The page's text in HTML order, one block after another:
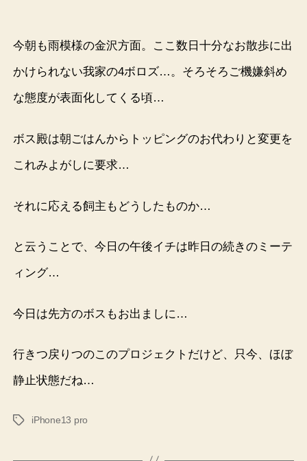
今朝も雨模様の金沢方面。ここ数日十分なお散歩に出
かけられない我家の4ボロズ…。そろそろご機嫌斜め
な態度が表面化してくる頃…
ボス殿は朝ごはんからトッピングのお代わりと変更を
これみよがしに要求…
それに応える飼主もどうしたものか…
と云うことで、今日の午後イチは昨日の続きのミーテ
ィング…
今日は先方のボスもお出ましに…
行きつ戻りつのこのプロジェクトだけど、只今、ほぼ
静止状態だね…
タ
iPhone13 pro